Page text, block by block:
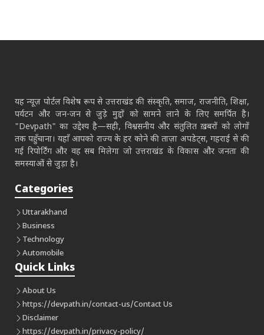
यह न्यूज़ पोर्टल विशेष रूप से उत्तराखंड की संस्कृति, समाज, राजनीति, शिक्षा,
पर्यटन और जन-जन से जुड़े मुद्दों को सामने लाने के लिए समर्पित है।
"Devpath" का उद्देश्य है—सही, विश्वसनीय और संतुलित ख़बरों को लोगों
तक पहुँचाना। यहाँ आपको राज्य के हर कोने की ताज़ा अपडेट्स, गहराई से की
गई रिपोर्टिंग और वह सब मिलेगा जो उत्तराखंड के विकास और जनता की
समस्याओं से जुड़ा है।
Categories
Uttarakhand
Business
Technology
Automobile
Quick Links
About Us
https://devpath.in/contact-us/Contact Us
Disclaimer
https://devpath.in/privacy-policy/